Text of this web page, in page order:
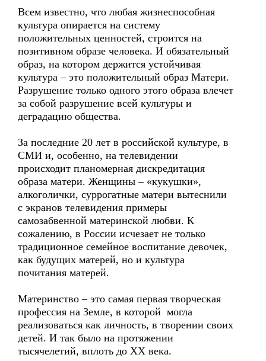
Всем известно, что любая жизнеспособная
культура опирается на систему
положительных ценностей, строится на
позитивном образе человека. И обязательный
образ, на котором держится устойчивая
культура – это положительный образ Матери.
Разрушение только одного этого образа влечет
за собой разрушение всей культуры и
деградацию общества.
За последние 20 лет в российской культуре, в
СМИ и, особенно, на телевидении
происходит планомерная дискредитация
образа матери. Женщины – «кукушки»,
алкоголички, суррогатные матери вытеснили
с экранов телевидения примеры
самозабвенной материнской любви. К
сожалению, в России исчезает не только
традиционное семейное воспитание девочек,
как будущих матерей, но и культура
почитания матерей.
Материнство – это самая первая творческая
профессия на Земле, в которой могла
реализоваться как личность, в творении своих
детей. И так было на протяжении
тысячелетий, вплоть до XX века.